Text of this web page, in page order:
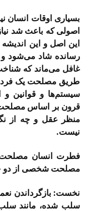
بسیاری اوقات انسان
اصولی که باعث شد
این اصل و این
رسانده شاد می‌شود و
غافل می‌ماند که
طریق مصلحت یک فرد
سیستم‌ها و قوانین
قرون بر اساس مصلحت
منظر عقل و چه از
نیست.
فطرت انسان مصلحت
مصلحت شخصی از دو
نخست: بازگرداندن
سلب شده، مانند